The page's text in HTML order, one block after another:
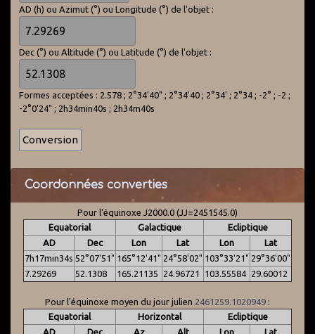
AD (h) ou Azimut (°) ou Longitude (°) de l'objet :
Dec (°) ou Altitude (°) ou Latitude (°) de l'objet :
Formes acceptées : 2.578 ; 2°34'40" ; 2°34'40 ; 2°34' ; 2°34 ; -2° ; -2 ;
-2°0'24" ; 2h34min40s ; 2h34m40s
Coordonnées converties
Pour l'équinoxe J2000.0 (JJ=2451545.0)
Equatorial
Galactique
Ecliptique
AD
Dec Lon Lat Lon
Lat
7h17min34s 52°07'51" 165°12'41" 24°58'02" 103°33'21" 29°36'00"
7.29269
52.1308 165.21135 24.96721 103.55584 29.60012
Pour l'équinoxe moyen du jour julien 2461259.1020949 :
Equatorial
Horizontal
Ecliptique
AD
Dec Az Alt Lon
Lat